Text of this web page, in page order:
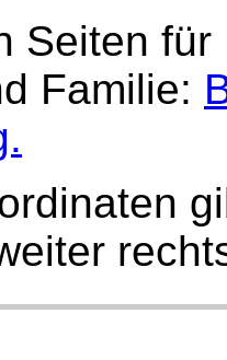
Seiten für
Familie: